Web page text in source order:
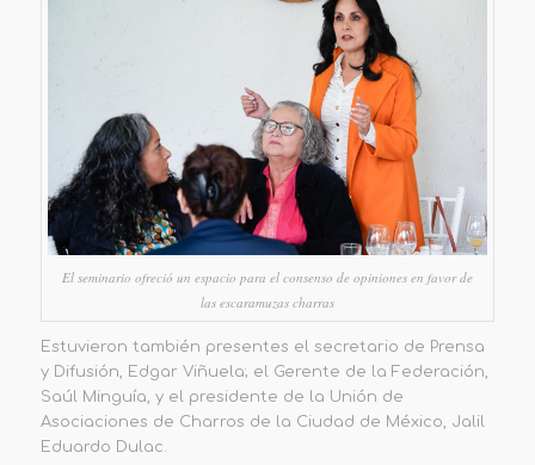
El seminario ofreció un espacio para el consenso de opiniones en favor de
las escaramuzas charras
Estuvieron también presentes el secretario de Prensa
y Difusión, Edgar Viñuela; el Gerente de la Federación,
Saúl Minguía, y el presidente de la Unión de
Asociaciones de Charros de la Ciudad de México, Jalil
Eduardo Dulac.